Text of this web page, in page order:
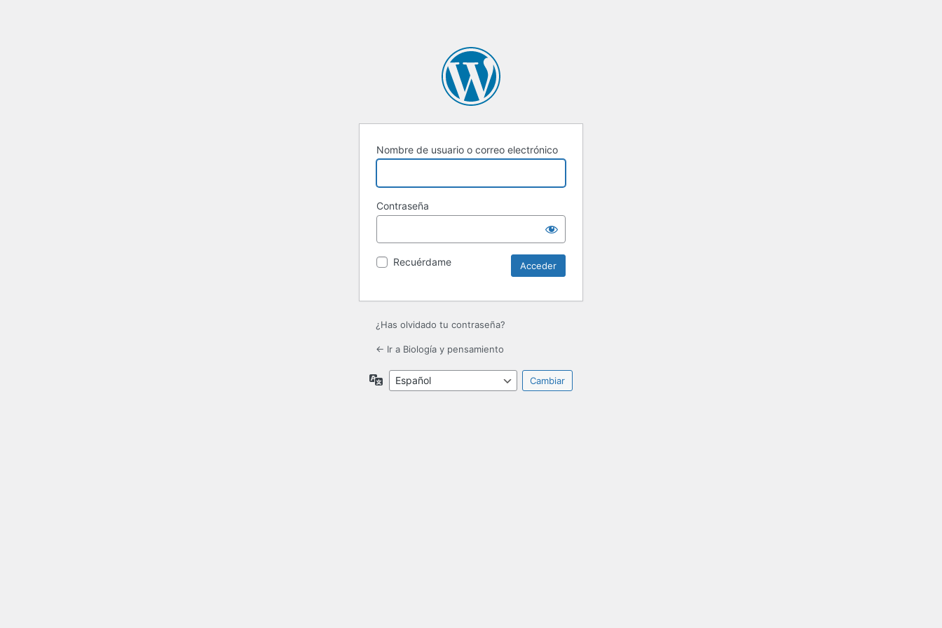
Nombre de usuario o correo electrónico
Contraseña
Recuérdame
¿Has olvidado tu contraseña?
← Ir a Biología y pensamiento
Idioma